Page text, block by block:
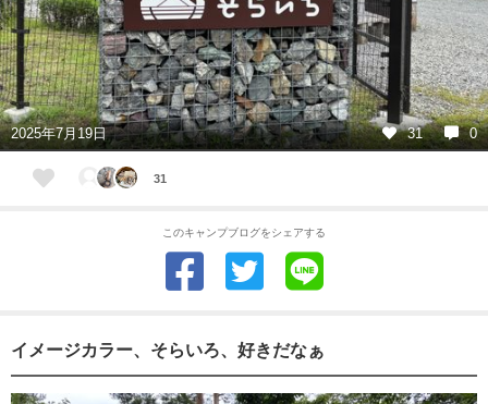
2025年7月19日 31 0
31
このキャンプブログをシェアする
イメージカラー、そらいろ、好きだなぁ